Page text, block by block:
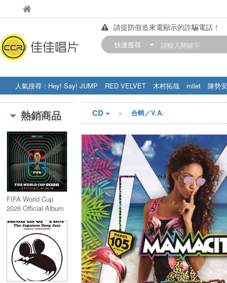
佳佳唱片
請提防假造來電顯示的詐騙電話！
【中華門市營業時間調整公告】
快速搜尋
人氣搜尋： Hey! Say! JUMP RED VELVET 木村拓哉 milet
陳勢安
STRAY KIDS
盧廣仲 周杰伦
熱銷商品
FIFA World Cup
2026 Official Album
CD 合輯／V.A.